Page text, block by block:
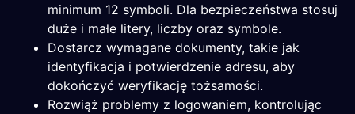
minimum 12 symboli. Dla bezpieczeństwa stosuj
duże i małe litery, liczby oraz symbole.
Dostarcz wymagane dokumenty, takie jak
identyfikacja i potwierdzenie adresu, aby
dokończyć weryfikację tożsamości.
Rozwiąż problemy z logowaniem, kontrolując